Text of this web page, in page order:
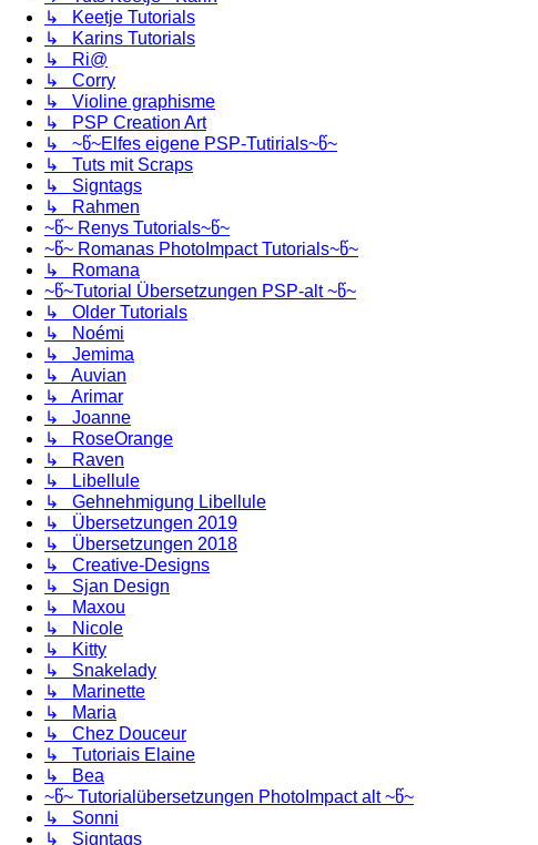
↳ Keetje Tutorials
↳ Karins Tutorials
↳ Ri@
↳ Corry
↳ Violine graphisme
↳ PSP Creation Art
↳ ~წ~Elfes eigene PSP-Tutirials~წ~
↳ Tuts mit Scraps
↳ Signtags
↳ Rahmen
~წ~ Renys Tutorials~წ~
~წ~ Romanas PhotoImpact Tutorials~წ~
↳ Romana
~წ~Tutorial Übersetzungen PSP-alt ~წ~
↳ Older Tutorials
↳ Noémi
↳ Jemima
↳ Auvian
↳ Arimar
↳ Joanne
↳ RoseOrange
↳ Raven
↳ Libellule
↳ Gehnehmigung Libellule
↳ Übersetzungen 2019
↳ Übersetzungen 2018
↳ Creative-Designs
↳ Sjan Design
↳ Maxou
↳ Nicole
↳ Kitty
↳ Snakelady
↳ Marinette
↳ Maria
↳ Chez Douceur
↳ Tutoriais Elaine
↳ Bea
~წ~ Tutorialübersetzungen PhotoImpact alt ~წ~
↳ Sonni
↳ Signtags